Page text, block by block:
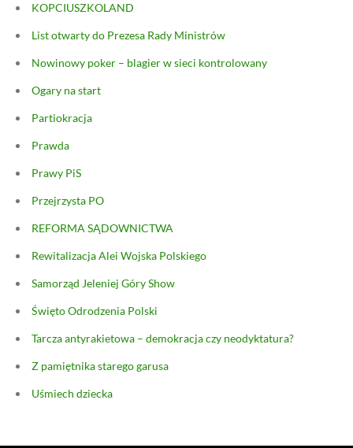
KOPCIUSZKOLAND
List otwarty do Prezesa Rady Ministrów
Nowinowy poker – blagier w sieci kontrolowany
Ogary na start
Partiokracja
Prawda
Prawy PiS
Przejrzysta PO
REFORMA SĄDOWNICTWA
Rewitalizacja Alei Wojska Polskiego
Samorząd Jeleniej Góry Show
Święto Odrodzenia Polski
Tarcza antyrakietowa – demokracja czy neodyktatura?
Z pamiętnika starego garusa
Uśmiech dziecka